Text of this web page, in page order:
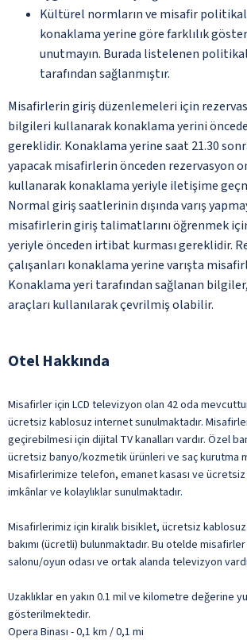
Kültürel normların ve misafir
konaklama yerine göre farklılık
unutmayın. Burada listelenen
tarafından sağlanmıştır.
Misafirlerin giriş düzenlemeleri için
bilgileri kullanarak konaklama yerini
gereklidir. Konaklama yerine saat 21.30
yapacak misafirlerin önceden rezervasyon
kullanarak konaklama yeriyle iletişime
Normal giriş saatlerinin dışında varış
misafirlerin giriş talimatlarını öğrenmek
yeriyle önceden irtibat kurması gereklidir.
çalışanları konaklama yerine varışta
Konaklama yeri tarafından sağlanan
araçları kullanılarak çevrilmiş olabilir.
Otel Hakkında
Misafirler için LCD televizyon olan 42 oda
ücretsiz kablosuz internet sunulmaktadır.
geçirebilmesi için dijital TV kanalları vardır. Özel
ücretsiz banyo/kozmetik ürünleri ve saç kurutma
Misafirlerimize telefon, emanet kasası ve
imkânlar ve kolaylıklar sunulmaktadır.
Misafirlerimiz için kiralık bisiklet, ücretsiz
bakımı (ücretli) bulunmaktadır. Bu otelde
salonu/oyun odası ve ortak alanda televizyon
Uzaklıklar en yakın 0.1 mil ve kilometre değerine
gösterilmektedir.
Opera Binası - 0,1 km / 0,1 mi